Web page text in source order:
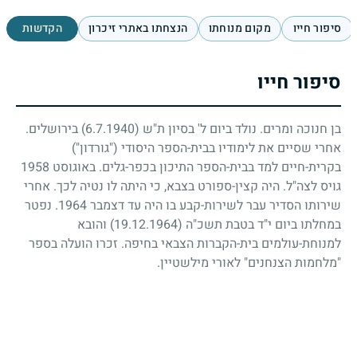
סיפור חייו מקום מנוחתו הנצחתו באתרי זיכרון הקדשות
סיפור חייו
בן חנוכה ומרים. נולד ביום ל' בסיון ת"ש (6.7.1940)
בירושלים.
אחרי שסיים את לימודיו בבית-הספר היסודי ("גורדון")
בקרית-חיים למד בבית-הספר התיכון בכפר-גלים. באוגוסט 1958
גויס לצה"ל. היה קצין-ספורט בצבא, כי היתה לו נטיה לכך. אחרי
שירותו הסדיר עבר לשירות-קבע בו היה עד דצמבר1964. נפטר
במחלתו ביום י"ד בטבת תשכ"ה (19.12.1964)
והובא
למנוחת-עולמים בית-הקברות הצבאי בחיפה. זכרו הועלה בספר
"מלחמות הצנחנים" לאורי מילשטיין.